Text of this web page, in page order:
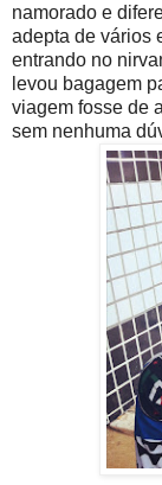
namorado e
adepta de vários
entrando no
levou bagagem
viagem fosse de
sem nenhuma